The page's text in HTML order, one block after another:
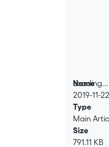
Loading...
Loading...
Name
2019-11-
Type
Main
Size
791.11 KB